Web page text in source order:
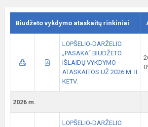
Biudžeto vykdymo ataskaitų rinkiniai
LOPŠELIO-DARŽELIO
„PASAKA“ BIUDŽETO
IŠLAIDŲ VYKDYMO
ATASKAITOS UŽ 2026 M. II
KETV.
2026 m.
LOPŠELIO-DARŽELIO